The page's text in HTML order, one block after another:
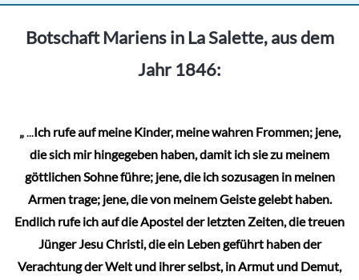
Botschaft Mariens in La Salette, aus dem
Jahr 1846:
„...Ich rufe auf meine Kinder, meine wahren Frommen; jene,
die sich mir hingegeben haben, damit ich sie zu meinem
göttlichen Sohne führe; jene, die ich sozusagen in meinen
Armen trage; jene, die von meinem Geiste gelebt haben.
Endlich rufe ich auf die Apostel der letzten Zeiten, die treuen
Jünger Jesu Christi, die ein Leben geführt haben der
Verachtung der Welt und ihrer selbst, in Armut und Demut,